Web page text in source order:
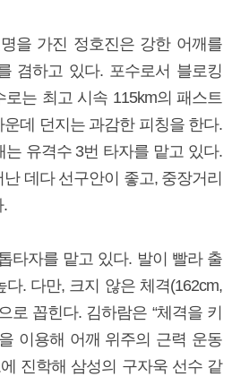
명을 가진 정호진은 강한 어깨를
겸하고 있다. 포수로서 블로킹
는 최고 시속 115km의 패스트
데 던지는 과감한 피칭을 한다.
유격수 3번 타자를 맡고 있다.
데다 선구안이 좋고, 중장거리
.
타자를 맡고 있다. 발이 빨라 출
. 다만, 크지 않은 체격(162cm,
로 꼽힌다. 김하람은 “체격을 키
이용해 어깨 위주의 근력 운동
진학해 삼성의 구자욱 선수 같